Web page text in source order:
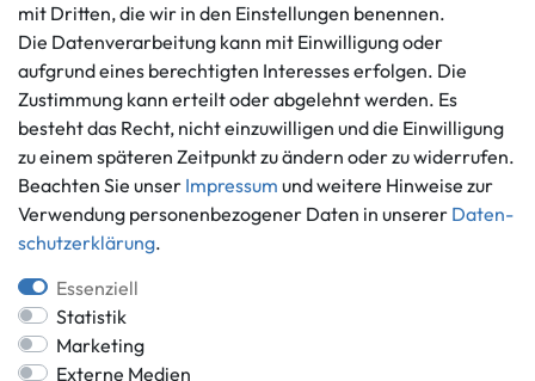
Kontaktformular
Widerrufs­recht
Vertrag widerrufen
Informationen
Über uns
Häufig gestellte Fragen
Zahlung und Versand
Zahlungsmöglichkeiten
mit Dritten, die wir in den Einstellungen benennen.
Die Datenverarbeitung kann mit Einwilligung oder
aufgrund eines berechtigten Interesses erfolgen. Die
Zustimmung kann erteilt oder abgelehnt werden. Es
besteht das Recht, nicht einzuwilligen und die Einwilligung
zu einem späteren Zeitpunkt zu ändern oder zu widerrufen.
Beachten Sie unser Impressum und weitere Hinweise zur
Verwendung personenbezogener Daten in unserer Daten­
schutz­erklärung.
Essenziell
Statistik
Marketing
Externe Medien